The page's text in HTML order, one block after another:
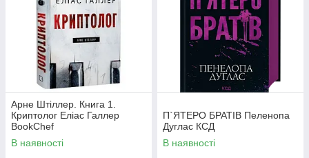
Арне Штіллер. Книга 1.
Криптолог Еліас Галлер
BookChef
В наявності
П`ЯТЕРО БРАТІВ Пеленопа
Дуглас КСД
В наявності